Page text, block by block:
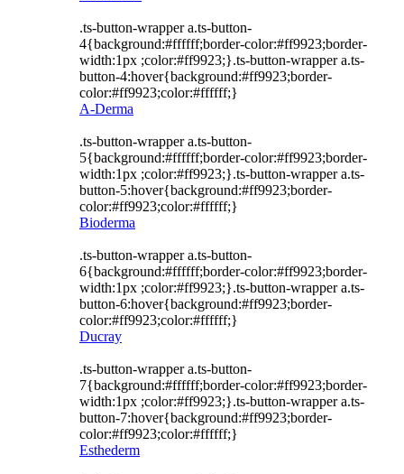
.ts-button-wrapper a.ts-button-
4{background:#ffffff;border-color:#ff9923;border-
width:1px ;color:#ff9923;}.ts-button-wrapper a.ts-
button-4:hover{background:#ff9923;border-
color:#ff9923;color:#ffffff;}
A-Derma
.ts-button-wrapper a.ts-button-
5{background:#ffffff;border-color:#ff9923;border-
width:1px ;color:#ff9923;}.ts-button-wrapper a.ts-
button-5:hover{background:#ff9923;border-
color:#ff9923;color:#ffffff;}
Bioderma
.ts-button-wrapper a.ts-button-
6{background:#ffffff;border-color:#ff9923;border-
width:1px ;color:#ff9923;}.ts-button-wrapper a.ts-
button-6:hover{background:#ff9923;border-
color:#ff9923;color:#ffffff;}
Ducray
.ts-button-wrapper a.ts-button-
7{background:#ffffff;border-color:#ff9923;border-
width:1px ;color:#ff9923;}.ts-button-wrapper a.ts-
button-7:hover{background:#ff9923;border-
color:#ff9923;color:#ffffff;}
Esthederm